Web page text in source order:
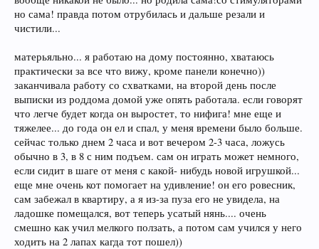
но сама! правда потом отрубилась и дальше резали и
чистили...
матерьяльно... я работаю на дому постоянно, хватаюсь
практически за все что вижу, кроме панели конечно))
заканчивала работу со схватками, на второй день после
выписки из роддома домой уже опять работала. если говорят
что легче будет когда он выростет, то нифига! мне еще и
тяжелее... до года он ел и спал, у меня времени было больше.
сейчас только днем 2 часа и вот вечером 2-3 часа, ложусь
обычно в 3, в 8 с ним подъем. сам он играть может немного,
если сидит в шаге от меня с какой- нибудь новой игрушкой...
еще мне очень кот помогает на удивление! он его ровесник,
сам забежал в квартиру, а я из-за пуза его не увидела, на
ладошке помещался, вот теперь усатый нянь.... очень
смешно как учил мелкого ползать, а потом сам учился у него
ходить на 2 лапах кагда тот пошел))